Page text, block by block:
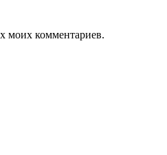
моих комментариев.